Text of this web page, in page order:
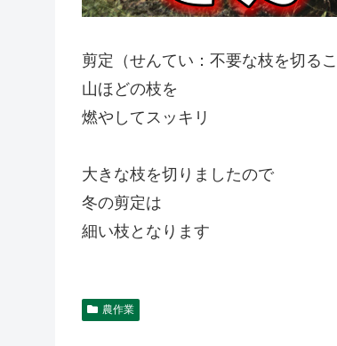
剪定（せんてい：不要な枝を切る
山ほどの枝を
燃やしてスッキリ
大きな枝を切りましたので
冬の剪定は
細い枝となります
農作業